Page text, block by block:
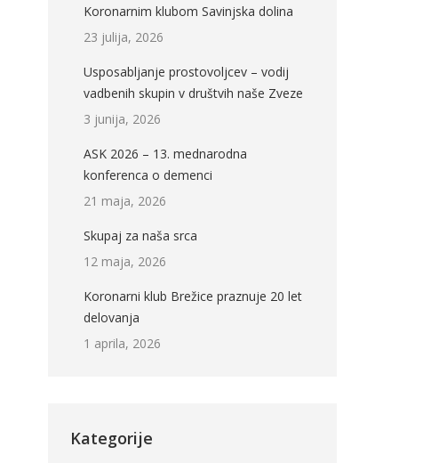
Koronarnim klubom Savinjska dolina
23 julija, 2026
Usposabljanje prostovoljcev – vodij
vadbenih skupin v društvih naše Zveze
3 junija, 2026
ASK 2026 – 13. mednarodna
konferenca o demenci
21 maja, 2026
Skupaj za naša srca
12 maja, 2026
Koronarni klub Brežice praznuje 20 let
delovanja
1 aprila, 2026
Kategorije